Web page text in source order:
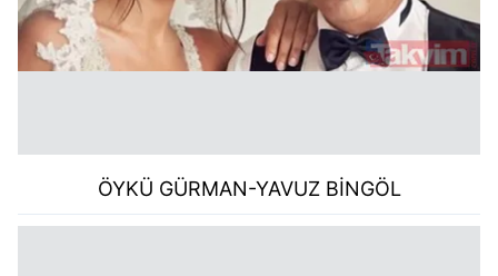
ÖYKÜ GÜRMAN-YAVUZ BİNGÖL